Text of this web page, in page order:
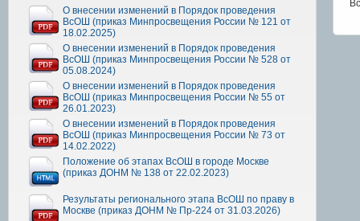
О внесении изменений в Порядок проведения
ВсОШ (приказ Минпросвещения России № 121 от
18.02.2025)
О внесении изменений в Порядок проведения
ВсОШ (приказ Минпросвещения России № 528 от
05.08.2024)
О внесении изменений в Порядок проведения
ВсОШ (приказ Минпросвещения России № 55 от
26.01.2023)
О внесении изменений в Порядок проведения
ВсОШ (приказ Минпросвещения России № 73 от
14.02.2022)
Положение об этапах ВсОШ в городе Москве
(приказ ДОНМ № 138 от 22.02.2023)
Результаты регионального этапа ВсОШ по праву в
Москве (приказ ДОНМ № Пр-224 от 31.03.2026)